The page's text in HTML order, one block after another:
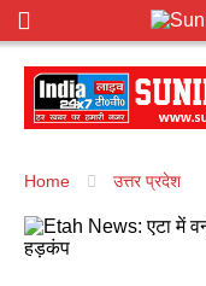
Home उत्तर प्रदेश